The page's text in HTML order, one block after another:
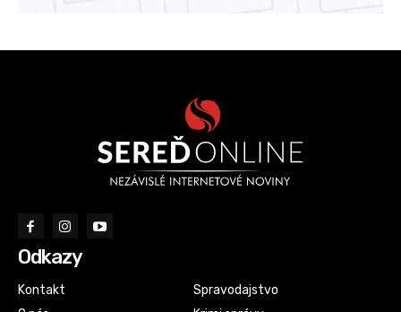
Odkazy
Kontakt
Spravodajstvo